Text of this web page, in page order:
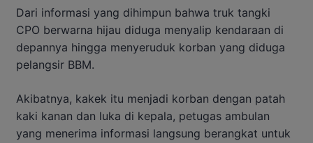
Dari informasi yang dihimpun bahwa truk tangki
CPO berwarna hijau diduga menyalip kendaraan di
depannya hingga menyeruduk korban yang diduga
pelangsir BBM.
Akibatnya, kakek itu menjadi korban dengan patah
kaki kanan dan luka di kepala, petugas ambulan
yang menerima informasi langsung berangkat untuk